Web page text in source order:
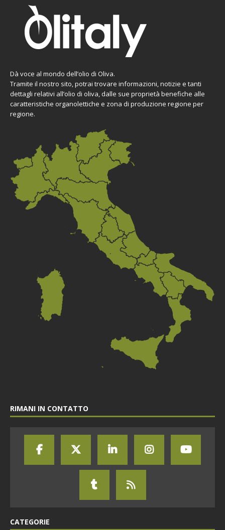
Dà voce al mondo dell’olio di Oliva.
Tramite il nostro sito, potrai trovare informazioni, notizie e tanti
dettagli relativi all’olio di oliva, dalle sue proprietà benefiche alle
caratteristiche organolettiche e zona di produzione regione per
regione.
RIMANI IN CONTATTO
CATEGORIE